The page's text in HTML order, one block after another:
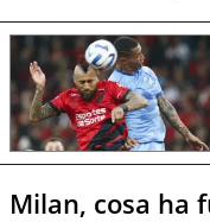
Milan, cosa ha